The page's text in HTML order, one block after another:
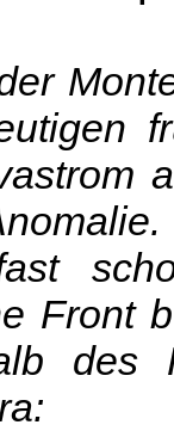
Front
des